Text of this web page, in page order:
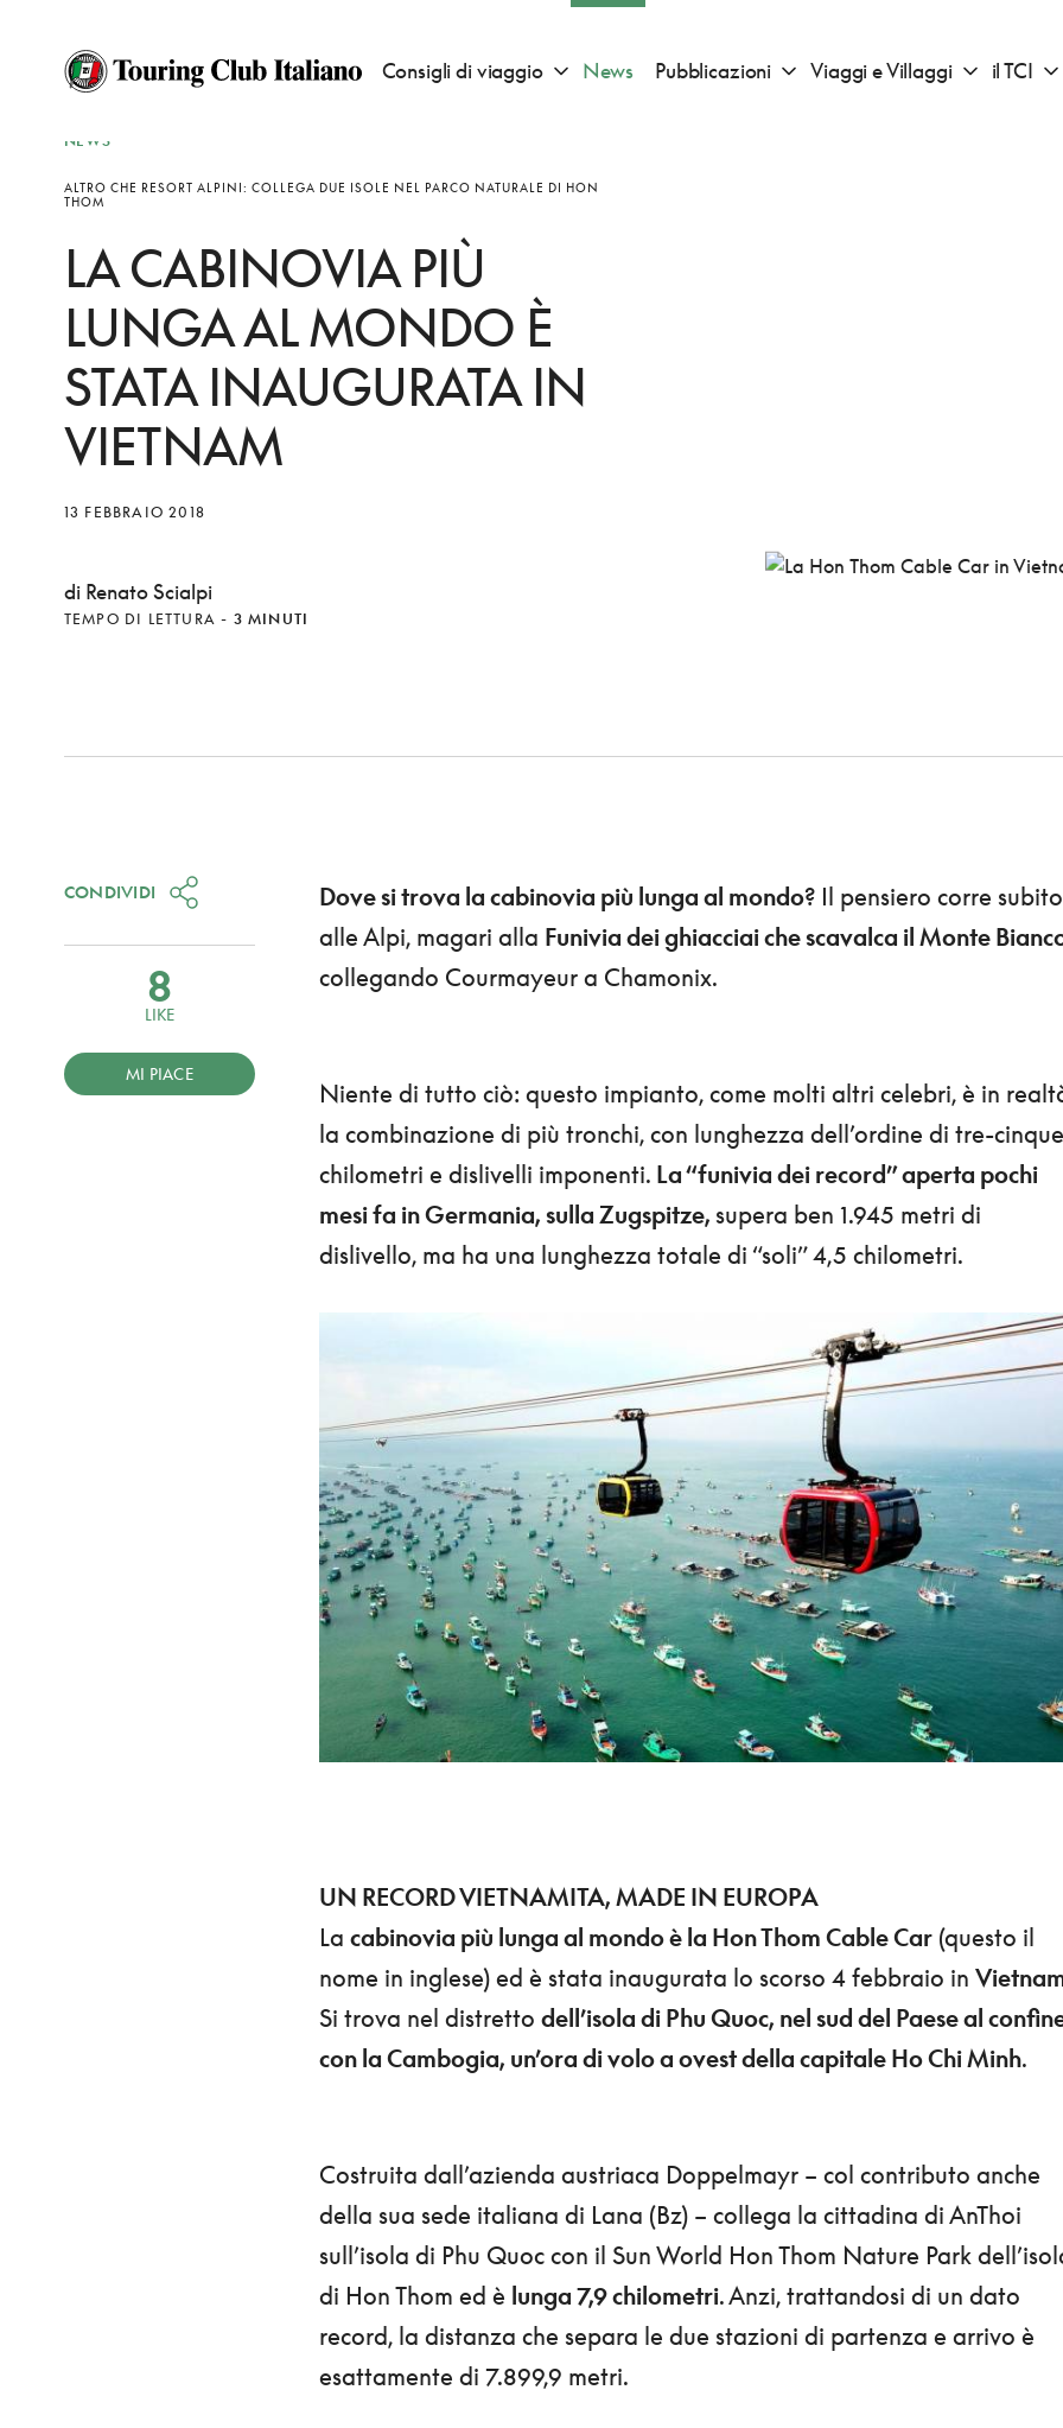
Consigli di viaggio Apri sotto menu "Consigli di viaggio"
News Pubblicazioni Apri sotto menu "Pubblicazioni"
Viaggi e Villaggi Apri sotto
il TCI
NEWS
ALTRO CHE RESORT ALPINI: COLLEGA DUE ISOLE NEL PARCO NATURALE DI HON
THOM
LA CABINOVIA PIÙ
LUNGA AL MONDO È
STATA INAUGURATA IN
VIETNAM
13 FEBBRAIO 2018
di Renato Scialpi
TEMPO DI LETTURA - 3 MINUTI
Dove si trova la cabinovia più lunga al mondo? Il pensiero corre subito
alle Alpi, magari alla Funivia dei ghiacciai che scavalca il Monte
collegando Courmayeur a Chamonix.
Niente di tutto ciò: questo impianto, come molti altri celebri, è in
la combinazione di più tronchi, con lunghezza dell’ordine di tre-cinque
chilometri e dislivelli imponenti. La “funivia dei record” aperta pochi
mesi fa in Germania, sulla Zugspitze, supera ben 1.945 metri di
dislivello, ma ha una lunghezza totale di “soli” 4,5 chilometri.
UN RECORD VIETNAMITA, MADE IN EUROPA
La cabinovia più lunga al mondo è la Hon Thom Cable Car(questo il
nome in inglese) ed è stata inaugurata lo scorso 4 febbraio in
Si trova nel distretto dell’isola di Phu Quoc, nel sud del Paese al
con la Cambogia, un’ora di volo a ovest della capitale Ho Chi Minh.
Costruita dall’azienda austriaca Doppelmayr – col contributo anche
della sua sede italiana di Lana (Bz) – collega la cittadina di AnThoi
sull’isola di Phu Quoc con il Sun World Hon Thom Nature Park
di Hon Thom ed è lunga 7,9 chilometri. Anzi, trattandosi di un dato
record, la distanza che separa le due stazioni di partenza e arrivo è
esattamente di 7.899,9 metri.
CONDIVIDI
8
LIKE
MI PIACE